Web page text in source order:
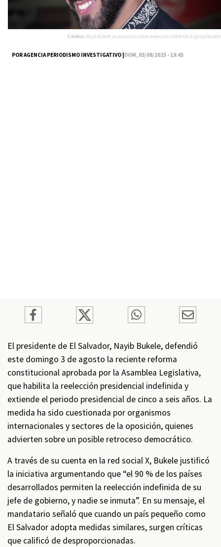
POR AGENCIA PERIODISMO INVESTIGATIVO |DOM, 03/08/2025 - 19:45
Créditos:Nayib Bukele se pronuncia sobre reelección indefinida X: @nayibbukele
El presidente de El Salvador, Nayib Bukele, defendió
este domingo 3 de agosto la reciente reforma
constitucional aprobada por la Asamblea Legislativa,
que habilita la reelección presidencial indefinida y
extiende el periodo presidencial de cinco a seis años. La
medida ha sido cuestionada por organismos
internacionales y sectores de la oposición, quienes
advierten sobre un posible retroceso democrático.
A través de su cuenta en la red social X, Bukele justificó
la iniciativa argumentando que “el 90 % de los países
desarrollados permiten la reelección indefinida de su
jefe de gobierno, y nadie se inmuta”. En su mensaje, el
mandatario señaló que cuando un país pequeño como
El Salvador adopta medidas similares, surgen críticas
que calificó de desproporcionadas.